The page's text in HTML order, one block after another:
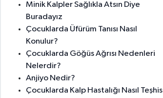
Minik Kalpler Sağlıkla Atsın Diye
Buradayız
Çocuklarda Üfürüm Tanısı Nasıl
Konulur?
Çocuklarda Göğüs Ağrısı Nedenleri
Nelerdir?
Anjiyo Nedir?
Çocuklarda Kalp Hastalığı Nasıl Teşhis